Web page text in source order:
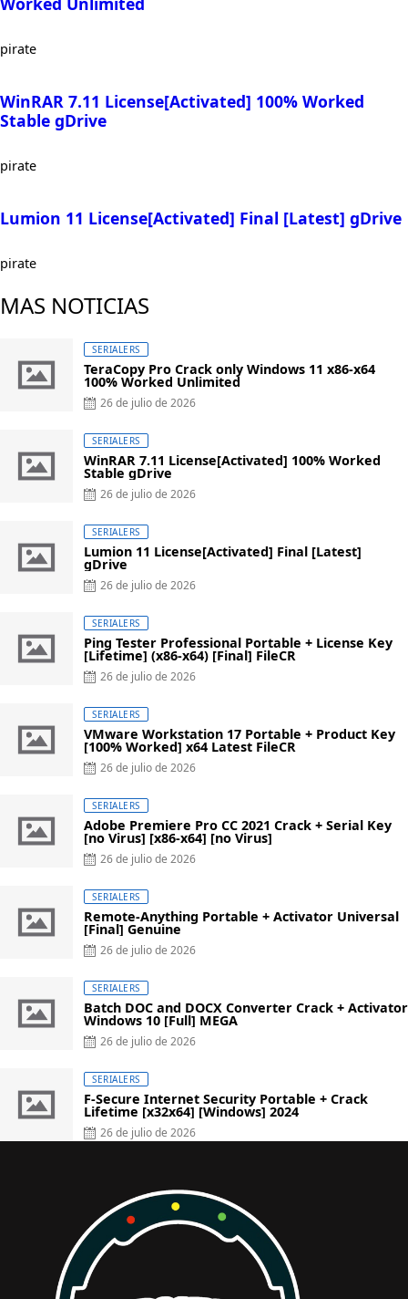
pirate
WinRAR 7.11 License[Activated] 100% Worked
Stable gDrive
pirate
Lumion 11 License[Activated] Final [Latest] gDrive
pirate
MAS NOTICIAS
SERIALERS
TeraCopy Pro Crack only Windows 11 x86-x64
100% Worked Unlimited
Posted
26 de julio de 2026
SERIALERS
WinRAR 7.11 License[Activated] 100% Worked
Stable gDrive
Posted
26 de julio de 2026
SERIALERS
Lumion 11 License[Activated] Final [Latest]
gDrive
Posted
26 de julio de 2026
SERIALERS
Ping Tester Professional Portable + License Key
[Lifetime] (x86-x64) [Final] FileCR
Posted
26 de julio de 2026
SERIALERS
VMware Workstation 17 Portable + Product Key
[100% Worked] x64 Latest FileCR
Posted
26 de julio de 2026
SERIALERS
Adobe Premiere Pro CC 2021 Crack + Serial Key
[no Virus] [x86-x64] [no Virus]
Posted
26 de julio de 2026
SERIALERS
Remote-Anything Portable + Activator Universal
[Final] Genuine
Posted
26 de julio de 2026
SERIALERS
Batch DOC and DOCX Converter Crack + Activator
Windows 10 [Full] MEGA
Posted
26 de julio de 2026
SERIALERS
F-Secure Internet Security Portable + Crack
Lifetime [x32x64] [Windows] 2024
Posted
26 de julio de 2026